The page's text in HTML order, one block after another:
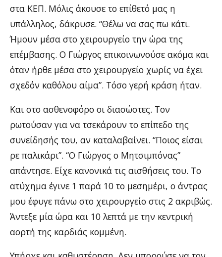
στα ΚΕΠ. Μόλις άκουσε το επίθετό μας η
υπάλληλος, δάκρυσε. “Θέλω να σας πω κάτι.
Ήμουν μέσα στο χειρουργείο την ώρα της
επέμβασης. Ο Γιώργος επικοινωνούσε ακόμα και
όταν ήρθε μέσα στο χειρουργείο χωρίς να έχει
σχεδόν καθόλου αίμα”. Τόσο γερή κράση ήταν.
Και στο ασθενοφόρο οι διασώστες. Τον
ρωτούσαν για να τσεκάρουν το επίπεδο της
συνείδησής του, αν καταλαβαίνει. “Ποιος είσαι
ρε παλικάρι”. “Ο Γιώργος ο Μητσιμπόνας”
απάντησε. Είχε κανονικά τις αισθήσεις του. Το
ατύχημα έγινε 1 παρά 10 το μεσημέρι, ο άντρας
μου έφυγε πάνω στο χειρουργείο στις 2 ακριβώς.
Άντεξε μία ώρα και 10 λεπτά με την κεντρική
αορτή της καρδιάς κομμένη.